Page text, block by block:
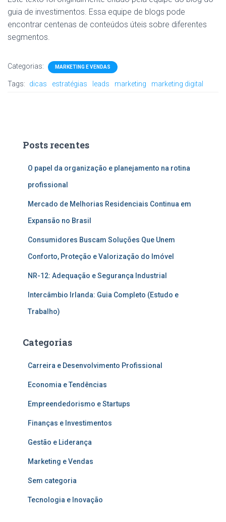
guia de investimentos. Essa equipe de blogs pode
encontrar centenas de conteúdos úteis sobre diferentes
segmentos.
Categorias: MARKETING E VENDAS
Tags: dicas estratégias leads marketing marketing digital
Posts recentes
O papel da organização e planejamento na rotina
profissional
Mercado de Melhorias Residenciais Continua em
Expansão no Brasil
Consumidores Buscam Soluções Que Unem
Conforto, Proteção e Valorização do Imóvel
NR-12: Adequação e Segurança Industrial
Intercâmbio Irlanda: Guia Completo (Estudo e
Trabalho)
Categorias
Carreira e Desenvolvimento Profissional
Economia e Tendências
Empreendedorismo e Startups
Finanças e Investimentos
Gestão e Liderança
Marketing e Vendas
Sem categoria
Tecnologia e Inovação